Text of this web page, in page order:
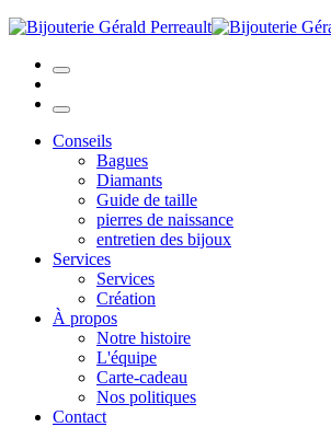
Conseils
Bagues
Diamants
Guide de taille
pierres de naissance
entretien des bijoux
Services
Services
Création
À propos
Notre histoire
L'équipe
Carte-cadeau
Nos politiques
Contact